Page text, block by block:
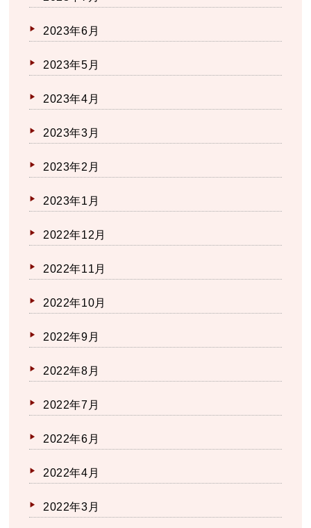
2023年6月
2023年5月
2023年4月
2023年3月
2023年2月
2023年1月
2022年12月
2022年11月
2022年10月
2022年9月
2022年8月
2022年7月
2022年6月
2022年4月
2022年3月